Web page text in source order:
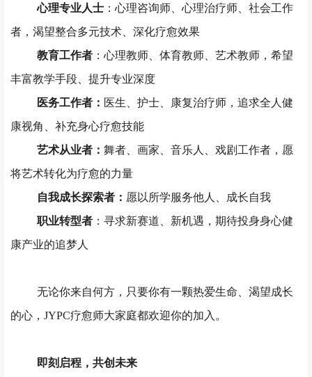
心理专业人士：心理咨询师、心理治疗师、社会工作
者，渴望整合多元技术、深化疗愈效果
教育工作者：心理教师、体育教师、艺术教师，希望
丰富教学手段、提升专业深度
医务工作者： 医生、护士、康复治疗师，追求全人健
康视角、补充身心疗愈技能
艺术从业者： 舞者、画家、音乐人、戏剧工作者，愿
将艺术转化为疗愈的力量
自我成长探索者： 愿以所学服务他人、成长自我
职业转型者：寻求新赛道、新机遇，期待投身身心健
康产业的追梦人
无论你来自何方，只要你有一颗热爱生命、渴望成长
的心，JYPC疗愈师大家庭都欢迎你的加入。
即刻启程，共创未来